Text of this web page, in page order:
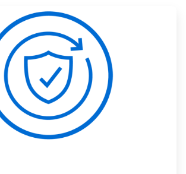
ArticleTile
de